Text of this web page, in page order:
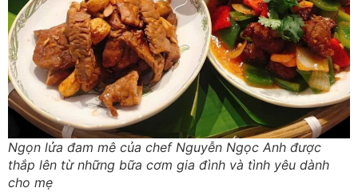
Ngọn lửa đam mê của chef Nguyễn Ngọc Anh được
thắp lên từ những bữa cơm gia đình và tình yêu dành
cho mẹ